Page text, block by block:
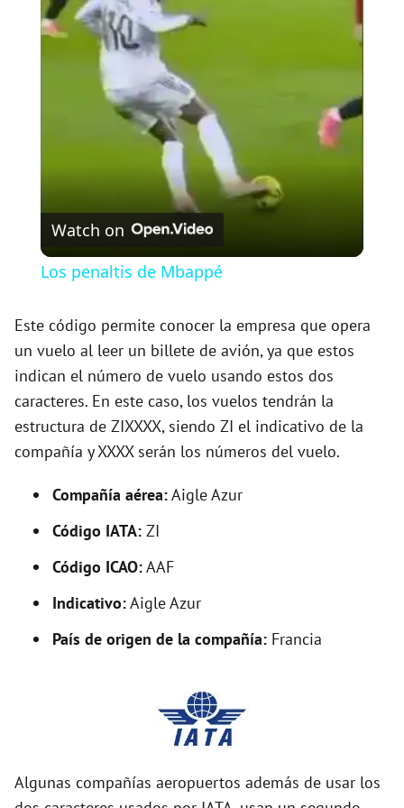
a
y
V
i
d
e
o
Watch on
Los penaltis de Mbappé
Este código permite conocer la empresa que opera
un vuelo al leer un billete de avión, ya que estos
indican el número de vuelo usando estos dos
caracteres. En este caso, los vuelos tendrán la
estructura de ZIXXXX, siendo ZI el indicativo de la
compañía y XXXX serán los números del vuelo.
Compañía aérea:Aigle Azur
Código IATA: ZI
Código ICAO:AAF
Indicativo:Aigle Azur
País de origen de la compañía: Francia
Algunas compañías aeropuertos además de usar los